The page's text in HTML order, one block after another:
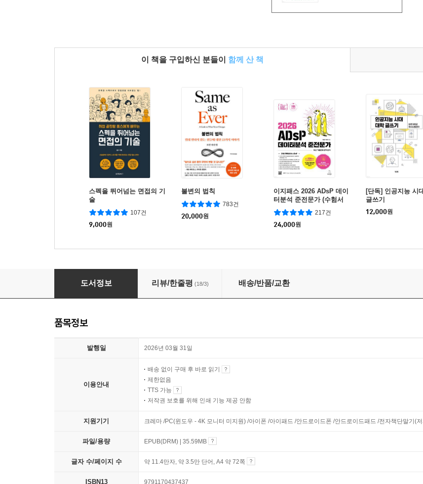
이 책을 구입하신 분들이 함께 산 책
스펙을 뛰어넘는 면접의 기
술
107건
9,000원
불변의 법칙
783건
20,000원
이지패스 2026 ADsP 데이
터분석 준전문가 (수험서
앱 제공)
217건
24,000원
[단독] 인공지능 시
글쓰기
12,000원
옴스잡스의 스펙을 뛰어넘는 자소서
도서정보 리뷰/한줄평 (18/3) 배송/반품/교환
품목정보
발행일 2026년 03월 31일
이용안내
배송 없이 구매 후 바로 읽기
제한없음
TTS 가능
저작권 보호를 위해 인쇄 기능 제공 안함
지원기기 크레마 /PC(윈도우 - 4K 모니터 미지원) /아이폰 /아이패드 /안드로이드폰 /안드로이드패드 /전자책단말기(
파일/용량 EPUB(DRM) | 35.59MB
글자 수/페이지 수 약 11.4만자, 약 3.5만 단어, A4 약 72쪽
ISBN13 9791170437437